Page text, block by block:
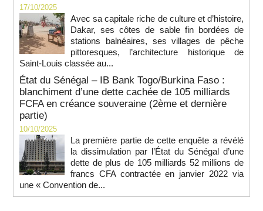
17/10/2025
Avec sa capitale riche de culture et d’histoire,
Dakar, ses côtes de sable fin bordées de
stations balnéaires, ses villages de pêche
pittoresques, l’architecture historique de
Saint-Louis classée au...
État du Sénégal – IB Bank Togo/Burkina Faso :
blanchiment d’une dette cachée de 105 milliards
FCFA en créance souveraine (2ème et dernière
partie)
10/10/2025
La première partie de cette enquête a révélé
la dissimulation par l’État du Sénégal d’une
dette de plus de 105 milliards 52 millions de
francs CFA contractée en janvier 2022 via
une « Convention de...